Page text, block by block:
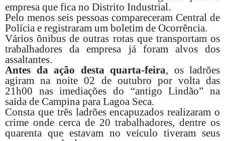
empresa que fica no Distrito Industrial.
Pelo menos seis pessoas compareceram Central de
Polícia e registraram um boletim de Ocorrência.
Vários ônibus de outras rotas que transportam os
trabalhadores da empresa já foram alvos dos
assaltantes.
Antes da ação desta quarta-feira, os ladrões
agiram na noite 02 de outubro por volta das
21h00 nas imediações do “antigo Lindão” na
saída de Campina para Lagoa Seca.
Consta que três ladrões encapuzados realizaram o
crime onde cerca de 20 trabalhadores, dentre os
quarenta que estavam no veículo tiveram seus